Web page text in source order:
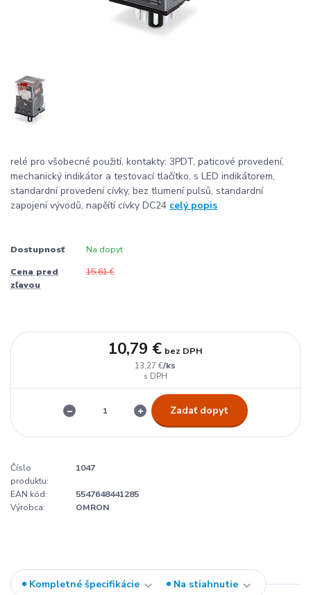
relé pro všobecné použití, kontakty: 3PDT, paticové provedení,
mechanický indikátor a testovací tlačítko, s LED indikátorem,
standardní provedení cívky, bez tlumení pulsů, standardní
zapojení vývodů, napěítí cívky DC24 celý popis
Dostupnosť Na dopyt
Cena pred
zľavou
15,61 €
13,27 €/ks
10,79 € bez DPH
Zadať dopyt
Číslo
produktu:
1047
EAN kód:
5547648441285
Výrobca:
OMRON
Kompletné špecifikácie Na stiahnutie